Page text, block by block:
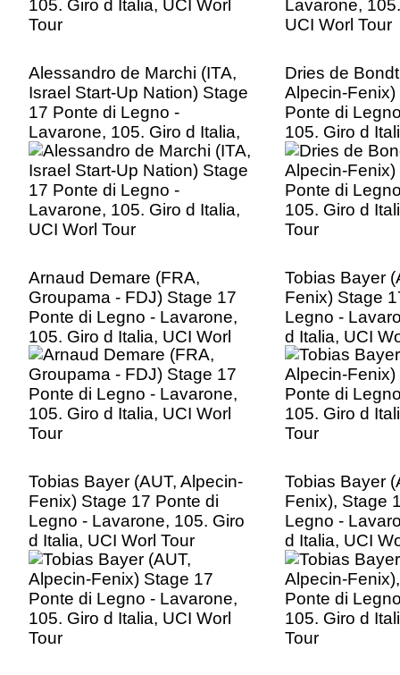
Alessandro de Marchi (ITA,
Israel Start-Up Nation) Stage
17 Ponte di Legno -
Lavarone, 105. Giro d Italia,
UCI Worl Tour
Dries de
Alpecin-Fenix)
Ponte di
105. Giro d
Tour
Arnaud Demare (FRA,
Groupama - FDJ) Stage 17
Ponte di Legno - Lavarone,
105. Giro d Italia, UCI Worl
Tour
Tobias Bayer
Fenix) Stage
Legno -
d Italia, UCI
Tobias Bayer (AUT, Alpecin-
Fenix) Stage 17 Ponte di
Legno - Lavarone, 105. Giro
d Italia, UCI Worl Tour
Tobias Bayer
Fenix), Stage
Legno -
d Italia, UCI